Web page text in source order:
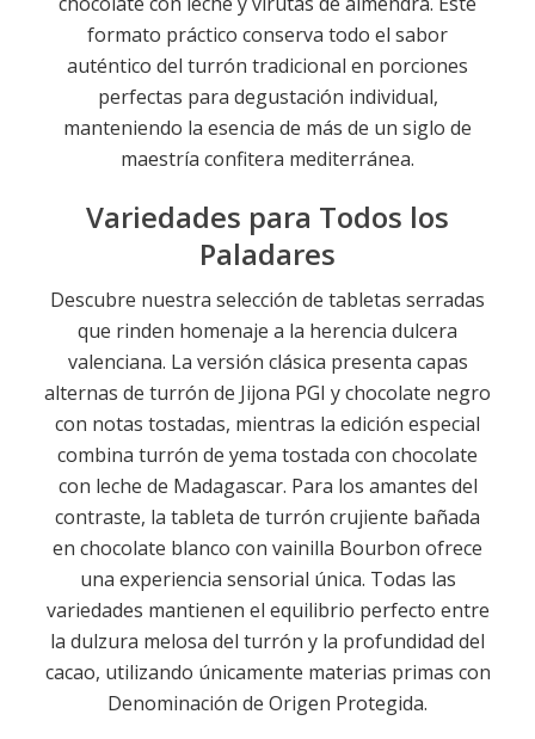
formato práctico conserva todo el sabor
auténtico del turrón tradicional en porciones
perfectas para degustación individual,
manteniendo la esencia de más de un siglo de
maestría confitera mediterránea.
Variedades para Todos los
Paladares
Descubre nuestra selección de tabletas serradas
que rinden homenaje a la herencia dulcera
valenciana. La versión clásica presenta capas
alternas de turrón de Jijona PGI y chocolate negro
con notas tostadas, mientras la edición especial
combina turrón de yema tostada con chocolate
con leche de Madagascar. Para los amantes del
contraste, la tableta de turrón crujiente bañada
en chocolate blanco con vainilla Bourbon ofrece
una experiencia sensorial única. Todas las
variedades mantienen el equilibrio perfecto entre
la dulzura melosa del turrón y la profundidad del
cacao, utilizando únicamente materias primas con
Denominación de Origen Protegida.